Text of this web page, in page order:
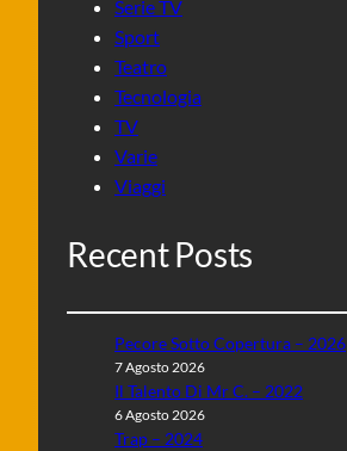
Serie TV
Sport
Teatro
Tecnologia
TV
Varie
Viaggi
Recent Posts
Pecore Sotto Copertura – 2026
7 Agosto 2026
Il Talento Di Mr C. – 2022
6 Agosto 2026
Trap – 2024